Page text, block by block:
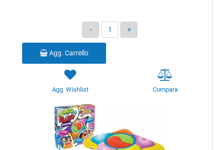
Quantità
Agg. Carrello
Agg. Wishlist Compara